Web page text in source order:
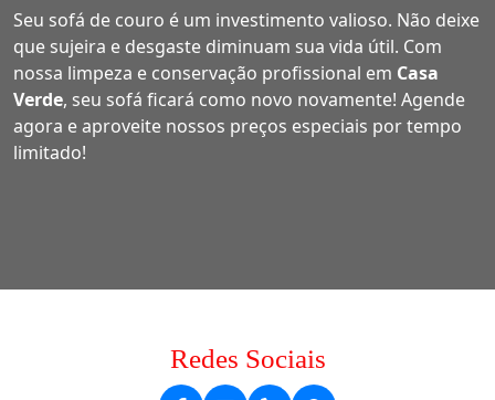
Seu sofá de couro é um investimento valioso. Não deixe
que sujeira e desgaste diminuam sua vida útil. Com
nossa limpeza e conservação profissional em Casa
Verde, seu sofá ficará como novo novamente! Agende
agora e aproveite nossos preços especiais por tempo
limitado!
Redes Sociais